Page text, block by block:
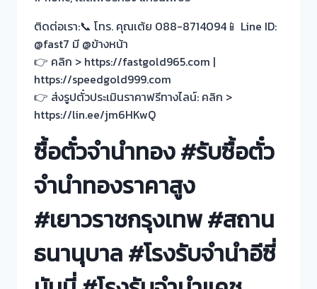
ติดต่อเรา:📞 โทร. คุณเต้ย 088-8714094📱 Line ID:
@fast7 มี @ข้างหน้า
👉 คลิก > https://fastgold965.com |
https://speedgold999.com
👉 ส่งรูปตั๋วประเมินราคาฟรีทางไลน์: คลิก >
https://lin.ee/jm6HKwQ
ซื้อตั๋วจำนำทอง #รับซื้อตั๋ว
จำนำทองราคาสูง
#เยาวราชกรุงเทพ #สถาน
ธนานุบาล #โรงรับจำนำอีซี่